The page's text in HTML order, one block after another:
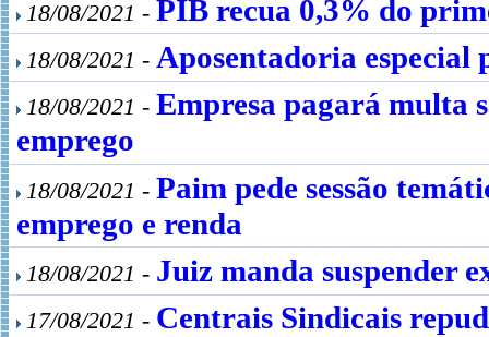
18/08/2021 - PIB recua 0,3% do
18/08/2021 - Aposentadoria especial
18/08/2021 - Empresa pagará multa
emprego
18/08/2021 - Paim pede sessão
emprego e renda
18/08/2021 - Juiz manda suspender
17/08/2021 - Centrais Sindicais